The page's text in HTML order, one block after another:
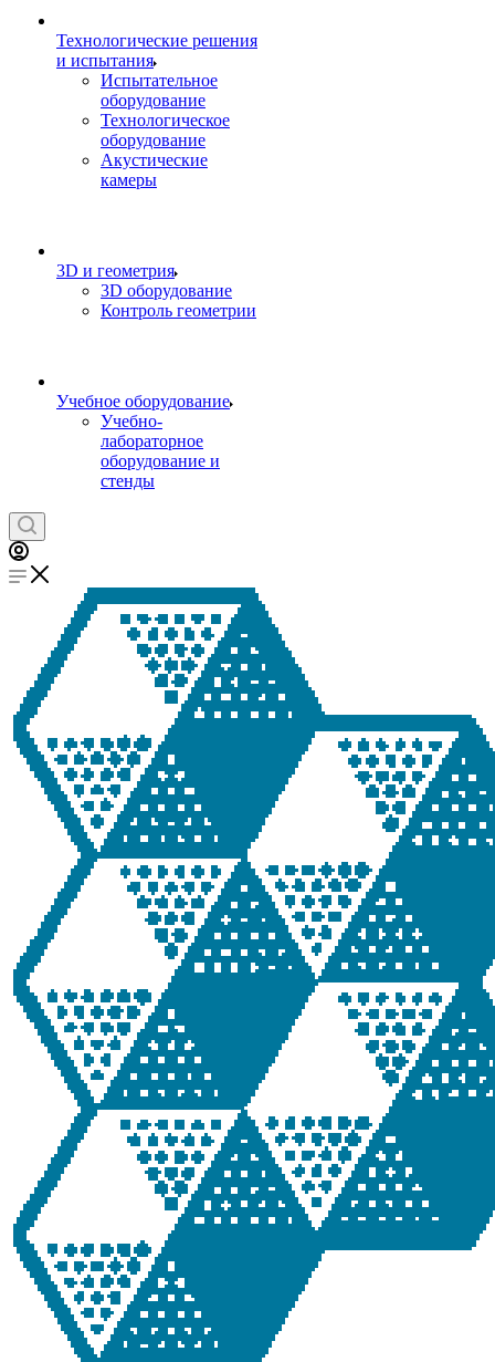
Технологические решения
и испытания
Испытательное
оборудование
Технологическое
оборудование
Акустические
камеры
3D и геометрия
3D оборудование
Контроль геометрии
Учебное оборудование
Учебно-
лабораторное
оборудование и
стенды